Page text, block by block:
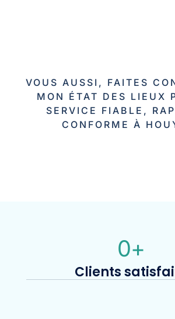
VOUS AUSSI, FAITES
MON ÉTAT DES LIEUX
SERVICE FIABLE,
CONFORME À
Clients
0+